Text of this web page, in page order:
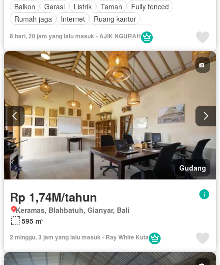
Balkon
Garasi Listrik Taman
Fully fenced
Rumah jaga
Internet
Ruang kantor
Secure parking
Ruang layanan
Tangki air
Dapur terpadu
Keamanan Tanpa perabotan
6 hari, 20 jam yang lalu masuk - AJIK NGURAH
Gudang
Rp 1,74M/tahun
Keramas, Blahbatuh, Gianyar, Bali
595 m²
2 minggu, 3 jam yang lalu masuk - Ray White Kuta